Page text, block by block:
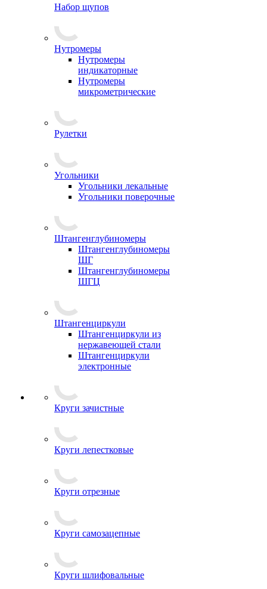
Набор щупов
Нутромеры
Нутромеры
индикаторные
Нутромеры
микрометрические
Рулетки
Угольники
Угольники лекальные
Угольники поверочные
Штангенглубиномеры
Штангенглубиномеры
ШГ
Штангенглубиномеры
ШГЦ
Штангенциркули
Штангенциркули из
нержавеющей стали
Штангенциркули
электронные
Круги зачистные
Круги лепестковые
Круги отрезные
Круги самозацепные
Круги шлифовальные